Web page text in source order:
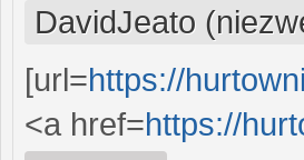
DavidJeato
[url=https://
<a href=https://